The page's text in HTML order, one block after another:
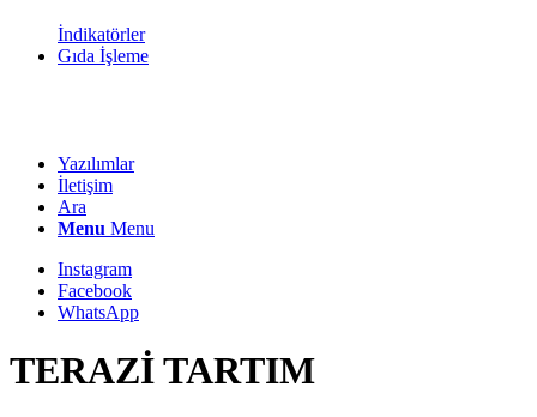
İndikatörler
Gıda İşleme
Yazılımlar
İletişim
Ara
Menu Menu
Instagram
Facebook
WhatsApp
TERAZİ TARTIM